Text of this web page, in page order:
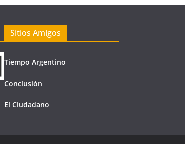
Sitios Amigos
Tiempo Argentino
Conclusión
El Ciudadano